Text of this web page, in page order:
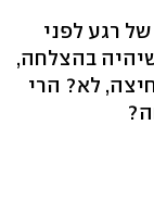
רגע לפני
בהצלחה,
לא? הרי